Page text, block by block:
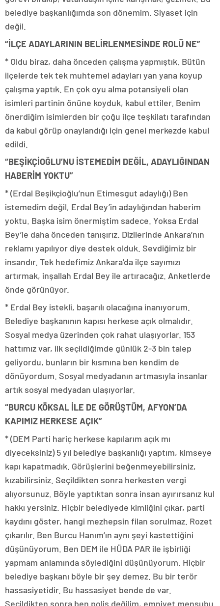
belediye başkanlığımda son dönemim. Siyaset için
değil.
“İLÇE ADAYLARININ BELİRLENMESİNDE ROLÜ NE”
* Oldu biraz, daha önceden çalışma yapmıştık. Bütün
ilçelerde tek tek muhtemel adayları yan yana koyup
çalışma yaptık. En çok oyu alma potansiyeli olan
isimleri partinin önüne koyduk, kabul ettiler. Benim
önerdiğim isimlerden bir çoğu ilçe teşkilatı tarafından
da kabul görüp onaylandığı için genel merkezde kabul
edildi.
“BEŞİKÇİOĞLU’NU İSTEMEDİM DEĞİL, ADAYLIĞINDAN
HABERİM YOKTU”
* (Erdal Beşikçioğlu’nun Etimesgut adaylığı) Ben
istemedim değil, Erdal Bey’in adaylığından haberim
yoktu. Başka isim önermiştim sadece. Yoksa Erdal
Bey’le daha önceden tanışırız. Dizilerinde Ankara’nın
reklamı yapılıyor diye destek olduk. Sevdiğimiz bir
insandır. Tek hedefimiz Ankara’da ilçe sayımızı
artırmak, inşallah Erdal Bey ile artıracağız. Anketlerde
önde görünüyor.
* Erdal Bey istekli, başarılı olacağına inanıyorum.
Belediye başkanının kapısı herkese açık olmalıdır.
Sosyal medya üzerinden çok rahat ulaşıyorlar. 153
hattımız var, ilk seçildiğimde günlük 2-3 bin talep
geliyordu, bunların bir kısmına ben kendim de
dönüyordum. Sosyal medyadanın artmasıyla insanlar
artık sosyal medyadan ulaşıyorlar.
“BURCU KÖKSAL İLE DE GÖRÜŞTÜM, AFYON’DA
KAPIMIZ HERKESE AÇIK”
* (DEM Parti hariç herkese kapılarım açık mı
diyeceksiniz) 5 yıl belediye başkanlığı yaptım, kimseye
kapı kapatmadık. Görüşlerini beğenmeyebilirsiniz,
kızabilirsiniz. Seçildikten sonra herkesten vergi
alıyorsunuz. Böyle yaptıktan sonra insan ayırırsanız kul
hakkı yersiniz. Hiçbir belediyede kimliğini çıkar, parti
kaydını göster, hangi mezhepsin filan sorulmaz. Rozet
çıkarılır. Ben Burcu Hanım’ın aynı şeyi kastettiğini
düşünüyorum. Ben DEM ile HÜDA PAR ile işbirliği
yapmam anlamında söylediğini düşünüyorum. Hiçbir
belediye başkanı böyle bir şey demez. Bu bir terör
hassasiyetidir. Bu hassasiyet bende de var.
Seçildikten sonra ben polis değilim, emniyet mensubu